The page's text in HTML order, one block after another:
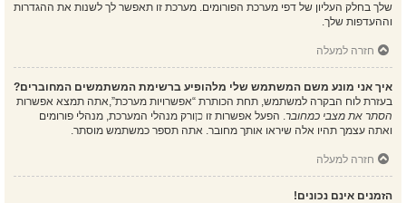
שלך בחלק העליון של דפי מערכת הפורומים. מערכת זו תאפשר לך לשנות את ההגדרות
וההעדפות שלך.
חזרה למעלה
איך אני מונע משם המשתמש שלי מלהופיע ברשימת המשתמשים המחוברים?
בעזרת לוח הבקרה למשתמש, תחת הכותרת “אפשרויות מערכת”,אתה תמצא אפשרות
הסתר את מצבי כמחובר. הפעל אפשרות זו כןורק מנהלי המערכת, מנהלי פורומים
ואתה עצמך תהיו אלה שיראו אותך מחובר. אתה תספר כמשתמש מוסתר.
חזרה למעלה
הזמנים אינם נכונים!